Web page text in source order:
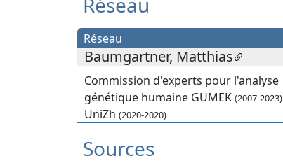
Réseau
Baumgartner, Matthias
Commission d'experts pour l'analyse
génétique humaine GUMEK (2007-2023)
UniZh (2020-2020)
Sources